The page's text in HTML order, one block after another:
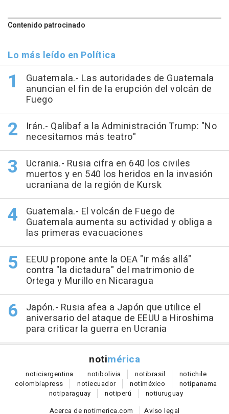
Contenido patrocinado
Lo más leído en Política
Guatemala.- Las autoridades de Guatemala
anuncian el fin de la erupción del volcán de
Fuego
Irán.- Qalibaf a la Administración Trump: "No
necesitamos más teatro"
Ucrania.- Rusia cifra en 640 los civiles
muertos y en 540 los heridos en la invasión
ucraniana de la región de Kursk
Guatemala.- El volcán de Fuego de
Guatemala aumenta su actividad y obliga a
las primeras evacuaciones
EEUU propone ante la OEA "ir más allá"
contra "la dictadura" del matrimonio de
Ortega y Murillo en Nicaragua
Japón.- Rusia afea a Japón que utilice el
aniversario del ataque de EEUU a Hiroshima
para criticar la guerra en Ucrania
notimérica
noticiargentina notibolivia notibrasil notichile
colombiapress notiecuador notiméxico notipanama
notiparaguay notiperú notiuruguay
Acerca de notimerica.com
Aviso legal